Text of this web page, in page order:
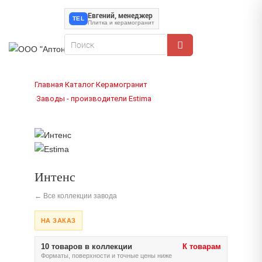
TEL Евгений, менеджер
Плитка и керамогранит
Главная›Каталог›Керамогранит
›Заводы - производители›Estima
Интенс
← Все коллекции завода
НА ЗАКАЗ
10 товаров в коллекции
Форматы, поверхности и точные цены ниже
К товарам